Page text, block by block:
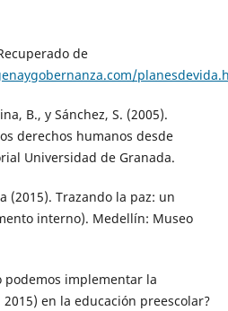
de
B., y Sánchez, S. (2005).
derechos humanos desde
Universidad de Granada.
(2015). Trazando la paz: un
interno). Medellín: Museo
podemos implementar la
en la educación preescolar?